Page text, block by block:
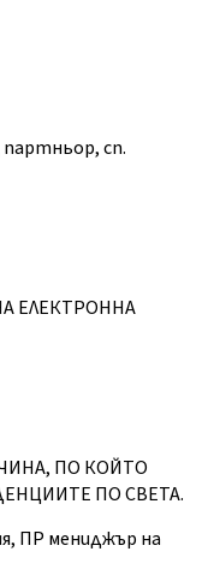
сп.
ЕЛЕКТРОННА
ПО КОЙТО
ПО СВЕТА.
ПР мениджър на